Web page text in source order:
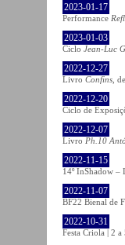
2023-01-17
Performance
2023-01-03
Ciclo Jean-Luc
2022-12-27
Livro Confins ,
2022-12-20
Ciclo de
2022-12-07
Livro Ph.10
2022-11-15
14º InShadow –
2022-11-07
BF22 Bienal de
2022-10-31
Festa Criola | 2